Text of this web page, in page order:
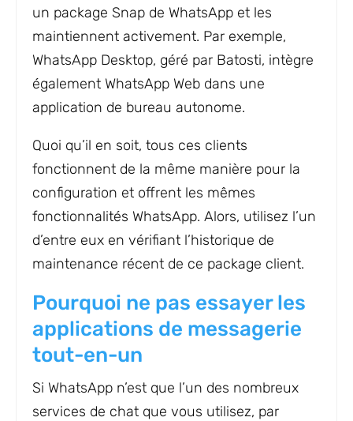
un package Snap de WhatsApp et les
maintiennent activement. Par exemple,
WhatsApp Desktop, géré par Batosti, intègre
également WhatsApp Web dans une
application de bureau autonome.
Quoi qu’il en soit, tous ces clients
fonctionnent de la même manière pour la
configuration et offrent les mêmes
fonctionnalités WhatsApp. Alors, utilisez l’un
d’entre eux en vérifiant l’historique de
maintenance récent de ce package client.
Pourquoi ne pas essayer les
applications de messagerie
tout-en-un
Si WhatsApp n’est que l’un des nombreux
services de chat que vous utilisez, par